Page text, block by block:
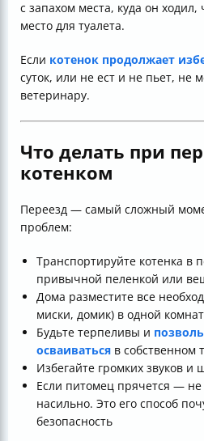
с запахом места, куда он ходил,
место для туалета.
Если котенок продолжает
суток, или не ест и не пьет, не
ветеринару.
Что делать при
котенком
Переезд — самый сложный
проблем:
Транспортируйте котенка в
привычной пеленкой или
Дома разместите все
миски, домик) в одной
Будьте терпеливы и
осваиваться в собственном
Избегайте громких звуков
Если питомец прячется — не
насильно. Это его способ
безопасность